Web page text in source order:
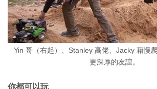
Yin 哥（右起）、Stanley 高佬、Jacky 藉慢
更深厚的友誼。
你都可以玩